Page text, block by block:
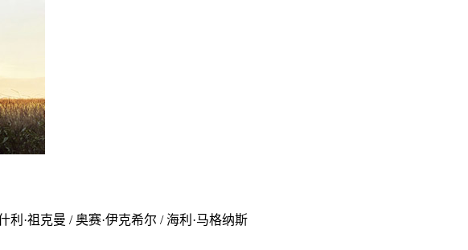
利·祖克曼 / 奥赛·伊克希尔 / 海利·马格纳斯